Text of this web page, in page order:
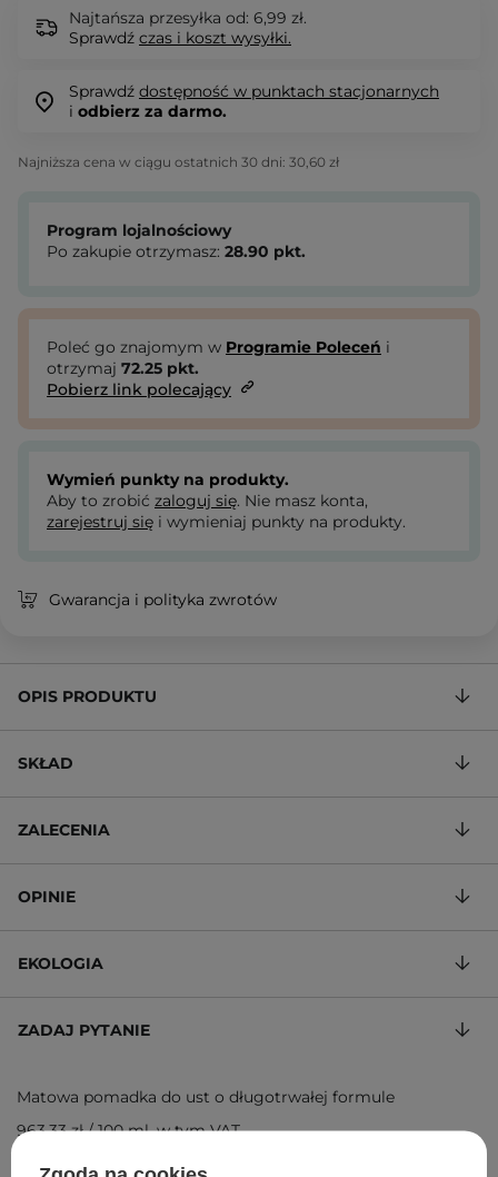
Najtańsza przesyłka od: 6,99 zł.
Sprawdź czas i koszt wysyłki.
Sprawdź dostępność w punktach stacjonarnych
i odbierz za darmo.
Najniższa cena w ciągu ostatnich 30 dni: 30,60 zł
Program lojalnościowy
Po zakupie otrzymasz: 28.90 pkt.
Poleć go znajomym w Programie Poleceń i
otrzymaj 72.25 pkt.
Pobierz link polecający
Wymień punkty na produkty.
Aby to zrobić zaloguj się. Nie masz konta,
zarejestruj się i wymieniaj punkty na produkty.
Gwarancja i polityka zwrotów
OPIS PRODUKTU
SKŁAD
ZALECENIA
OPINIE
EKOLOGIA
ZADAJ PYTANIE
Matowa pomadka do ust o długotrwałej formule
963,33 zł/100 ml, w tym VAT
ID towaru: 26303